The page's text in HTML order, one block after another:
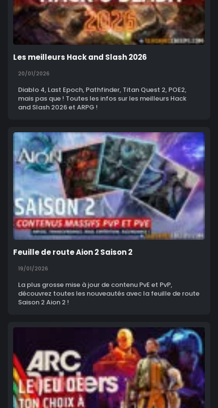
Les meilleurs Hack and Slash 2026
20/01/2026
Diablo 4, Last Epoch, Pathfinder, Titan Quest 2, POE2,
mais pas que ! Toutes les infos sur les meilleurs Hack
and Slash 2026 et ARPG !
Feuille de route Aion 2 Saison 2
19/01/2026
La plus grosse mise à jour de contenu PvE et PvP,
découvrez toutes les nouveautés avec la feuille de route
Saison 2 Aion 2 !